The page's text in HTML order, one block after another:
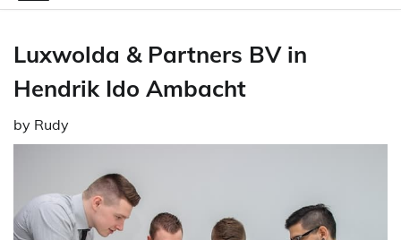
Luxwolda & Partners BV in
Hendrik Ido Ambacht
by Rudy